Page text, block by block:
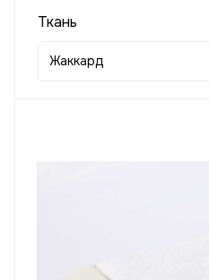
Ткань
Жаккард